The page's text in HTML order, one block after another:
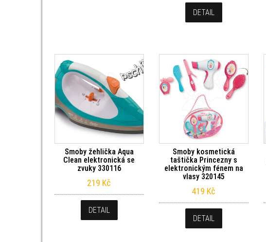
DETAIL
Smoby žehlička Aqua
Clean elektronická se
zvuky 330116
219 Kč
DETAIL
Smoby kosmetická
taštička Princezny s
elektronickým fénem na
vlasy 320145
419 Kč
DETAIL